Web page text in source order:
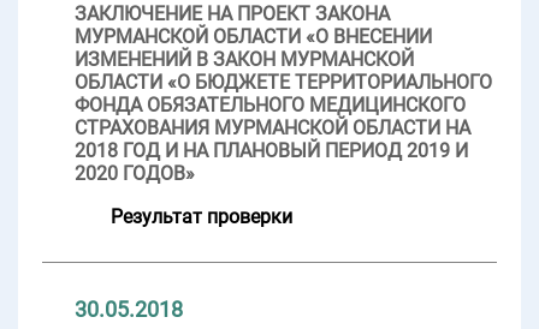
ЗАКЛЮЧЕНИЕ НА ПРОЕКТ ЗАКОНА
МУРМАНСКОЙ ОБЛАСТИ «О ВНЕСЕНИИ
ИЗМЕНЕНИЙ В ЗАКОН МУРМАНСКОЙ
ОБЛАСТИ «О БЮДЖЕТЕ ТЕРРИТОРИАЛЬНОГО
ФОНДА ОБЯЗАТЕЛЬНОГО МЕДИЦИНСКОГО
СТРАХОВАНИЯ МУРМАНСКОЙ ОБЛАСТИ НА
2018 ГОД И НА ПЛАНОВЫЙ ПЕРИОД 2019 И
2020 ГОДОВ»
Результат проверки
30.05.2018